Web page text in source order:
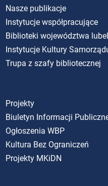
Nasze publikacje
Instytucje współpracujące
Biblioteki województwa
Instytucje Kultury
Trupa z szafy bibliotecznej
Projekty
Biuletyn Informacji
Ogłoszenia WBP
Kultura Bez Ograniczeń
Projekty MKiDN